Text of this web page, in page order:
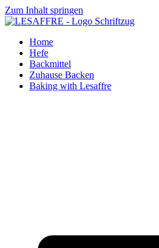
Zum Inhalt springen
Home
Hefe
Backmittel
Zuhause Backen
Baking with Lesaffre